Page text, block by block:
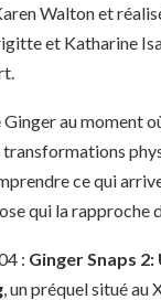
Walton et
et Katharine
au moment
ce qui
qui la rapproche
: Ginger Snaps 2:
, un préquel situé